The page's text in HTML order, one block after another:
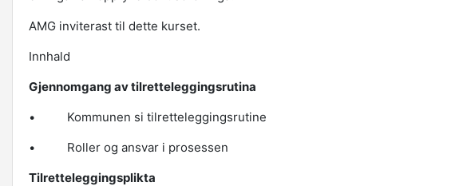
AMG inviterast til dette kurset.
Innhald
Gjennomgang av tilretteleggingsrutina
• Kommunen si tilretteleggingsrutine
• Roller og ansvar i prosessen
Tilretteleggingsplikta